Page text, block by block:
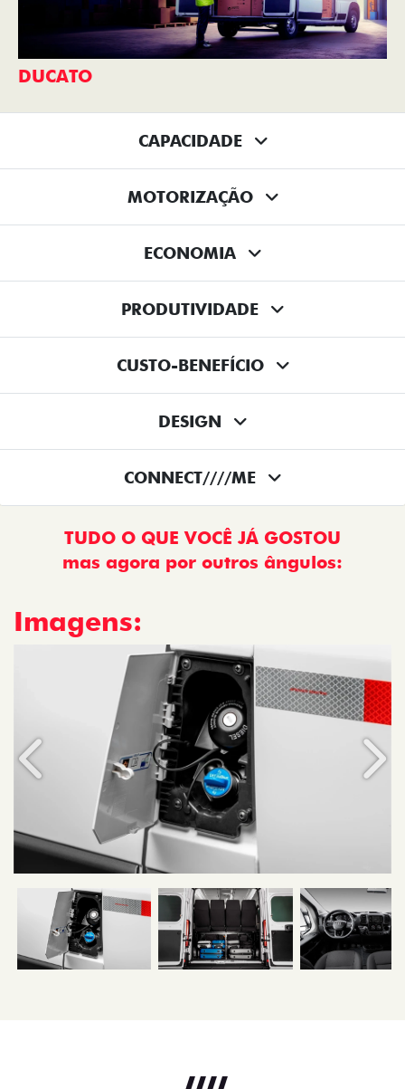
DUCATO
CAPACIDADE
MOTORIZAÇÃO
ECONOMIA
PRODUTIVIDADE
CUSTO-BENEFÍCIO
DESIGN
CONNECT////ME
TUDO O QUE VOCÊ JÁ GOSTOU
mas agora por outros ângulos:
Imagens:
Anterior